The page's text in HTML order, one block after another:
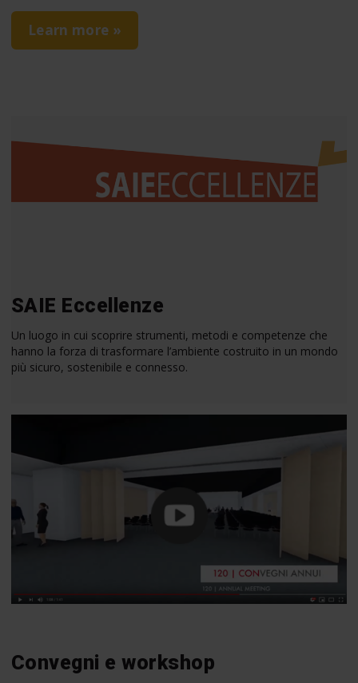
Learn more »
SAIE Eccellenze
Un luogo in cui scoprire strumenti, metodi e competenze che
hanno la forza di trasformare l’ambiente costruito in un mondo
più sicuro, sostenibile e connesso.
Convegni e workshop